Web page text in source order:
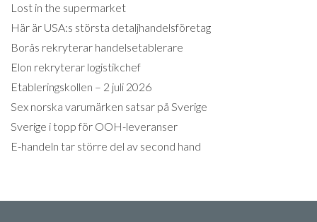
Lost in the supermarket
Här är USA:s största detaljhandelsföretag
Borås rekryterar handelsetablerare
Elon rekryterar logistikchef
Etableringskollen – 2 juli 2026
Sex norska varumärken satsar på Sverige
Sverige i topp för OOH-leveranser
E-handeln tar större del av second hand